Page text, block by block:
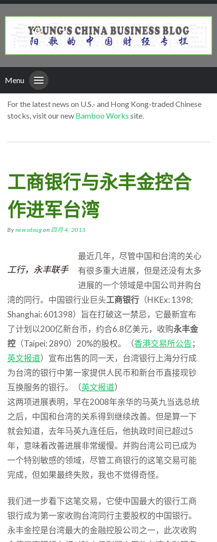
Menu
For the latest news on U.S.- and Hong Kong-traded Chinese
stocks, visit our new Bamboo Works site.
工商银行与永丰金控合
作进军台湾
By newsdoug on 四月 4, 2013
工行，永丰联手
最近几年，尽管中国和台湾的关心
有很多重大进展，但是还没有太多
进展的一个领域是中国公司并购台
湾的同行。中国银行业巨头工商银行 （HKEx: 1398;
Shanghai: 601398）旨在打破这一禁忌，它最新宣布
了计划以200亿新台币，约合6.8亿美元，收购永丰金
控 （Taipei: 2890）20%的股权。（香港交易所公告；
英文报道）宣布出售的同一天，台湾银行上海分行成
为台湾的银行中第一家提供人民币和新台币直接现钞
互换服务的银行。（英文报道）
这两项进展表明，早在2008年亲华的马英九当选总统
之后，中国和台湾的关系得到继续改善。但是算一下
就会知道，去年马英九连任后，他执政时间已超过5
年，意味着改善进展非常缓慢。并购台湾公司已成为
一个特别敏感的领域，尽管工商银行的这笔交易可能
完成，但如果最终失败，我也不觉得奇怪。
我们进一步看下这笔交易，它使中国最大的银行工商
银行成为第一家收购台湾同行主要股权的中国银行。
永丰金控是台湾最大的金融控股公司之一，此次收购